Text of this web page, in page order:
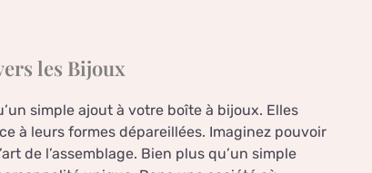
les Bijoux
simple ajout à votre boîte à bijoux. Elles
à leurs formes dépareillées. Imaginez pouvoir
de l’assemblage. Bien plus qu’un simple